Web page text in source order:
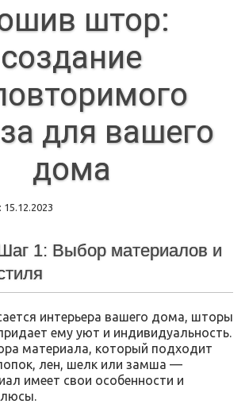
штор:
создание
для вашего
дома
1: Выбор материалов и
интерьера вашего дома, шторы
ему уют и индивидуальность.
материала, который подходит
лен, шелк или замша —
имеет свои особенности и